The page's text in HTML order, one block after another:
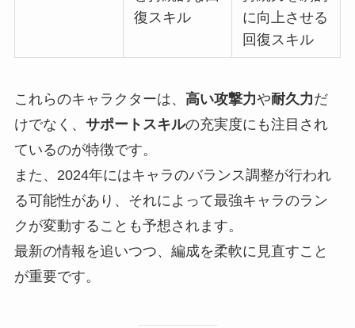
復スキル
に向上させる
回復スキル
これらのキャラクターは、 高い攻撃力や耐久力だ
けでなく、 サポートスキルの充実度にも注目され
ているのが特徴です。
また、2024年にはキャラのバランス調整が行われ
る可能性があり、それによって最強キャラのラン
クが変動することも予想されます。
最新の情報を追いつつ、編成を柔軟に見直すこと
が重要です。